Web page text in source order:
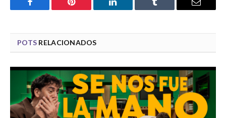
Facebook Pinterest LinkedIn Tumblr Email
POTS RELACIONADOS